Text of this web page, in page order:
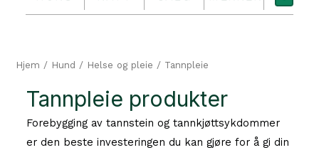
Hjem / Hund / Helse og pleie / Tannpleie
Tannpleie produkter
Forebygging av tannstein og tannkjøttsykdommer
er den beste investeringen du kan gjøre for å gi din